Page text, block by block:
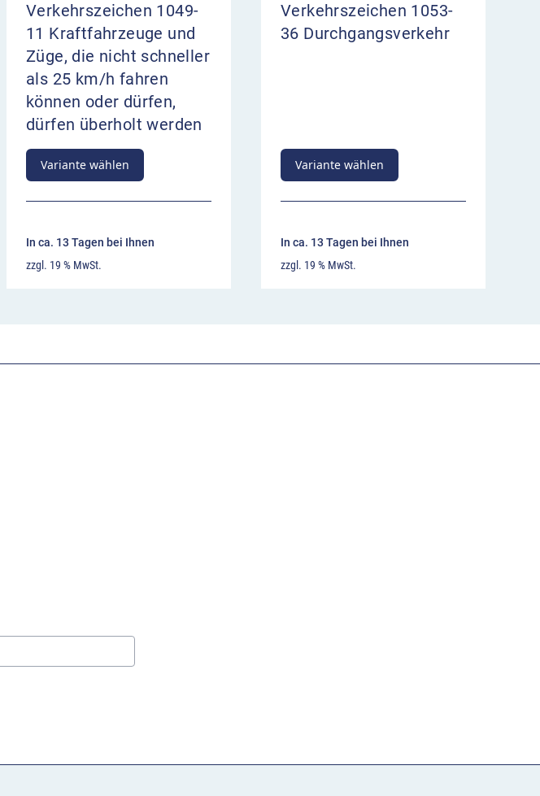
Verkehrszeichen 1049-
11 Kraftfahrzeuge und
Züge, die nicht schneller
als 25 km/h fahren
können oder dürfen,
dürfen überholt werden
Variante wählen
In ca. 13 Tagen bei Ihnen
zzgl. 19 % MwSt.
Verkehrszeichen 1053-
36 Durchgangsverkehr
Variante wählen
In ca. 13 Tagen bei Ihnen
zzgl. 19 % MwSt.